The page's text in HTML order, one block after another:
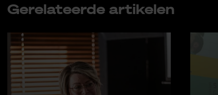
Ge­re­la­teer­de ar­ti­ke­len